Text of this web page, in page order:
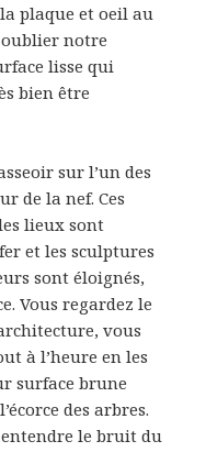
plaque et oeil au
notre
lisse qui
bien être
sur l’un des
de la nef. Ces
lieux sont
et les sculptures
sont éloignés,
Vous regardez le
vous
à l’heure en les
surface brune
des arbres.
le bruit du